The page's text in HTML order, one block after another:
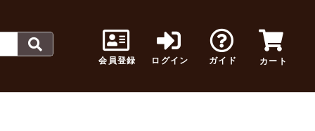
会員登録 ログイン ガイド カート